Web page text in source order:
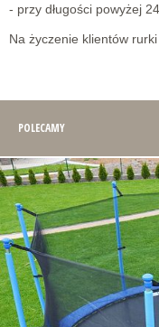
- przy długości powyżej
Na życzenie klientów
POLECAMY